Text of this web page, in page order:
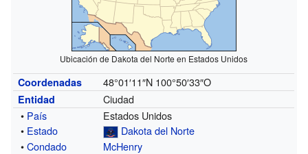
Ubicación de Dakota del Norte en Estados Unidos
Coordenadas 48°01′11″N 100°50′33″O
Entidad
Ciudad
• País
Estados Unidos
• Estado
Dakota del Norte
•Condado McHenry